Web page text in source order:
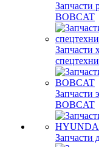
Запчасти
BOBCAT
Запчасти
Запчасти
BOBCAT
Запчасти